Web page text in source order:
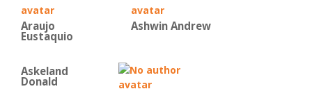
Araujo
Eustaquio
Ashwin Andrew
Askeland
Donald